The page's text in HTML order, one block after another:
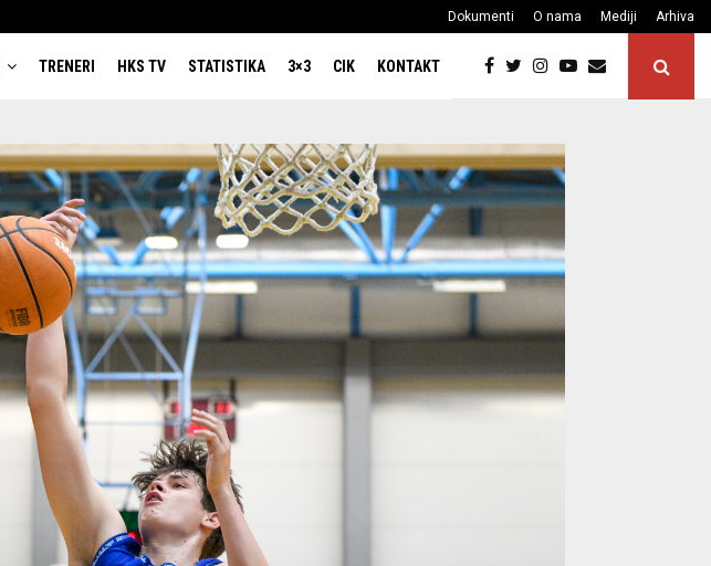
Dokumenti O nama Mediji Arhiva
TRENERI HKS TV STATISTIKA 3×3 CIK KONTAKT